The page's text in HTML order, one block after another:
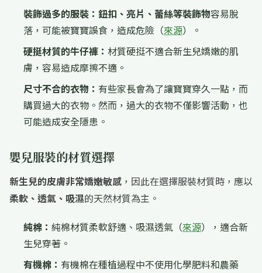
裝飾過多的服裝： 鈕扣、亮片、蕾絲等裝飾物容易脫
落，可能被寶寶誤食，造成危險（來源）。
硬挺材質的牛仔褲： 材質硬挺不適合新生兒嬌嫩的肌
膚，容易造成摩擦不適。
尺寸不合的衣物： 有些家長會為了讓寶寶穿久一點，而
購買過大的衣物。然而，過大的衣物不僅影響活動，也
可能造成安全隱患。
嬰兒服裝的材質選擇
新生兒的皮膚非常嬌嫩敏感 ，因此在選擇服裝材質時，應以
柔軟、透氣、吸濕的天然材質為主。
純棉： 純棉材質柔軟舒適、吸濕透氣（來源），適合新
生兒穿著。
有機棉： 有機棉在種植過程中不使用化學肥料和農藥